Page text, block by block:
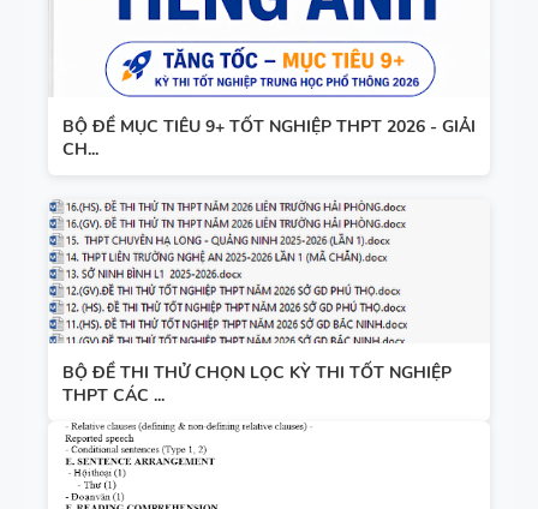
BỘ ĐỀ MỤC TIÊU 9+ TỐT NGHIỆP THPT 2026 - GIẢI
CH...
BỘ ĐỀ THI THỬ CHỌN LỌC KỲ THI TỐT NGHIỆP
THPT CÁC ...